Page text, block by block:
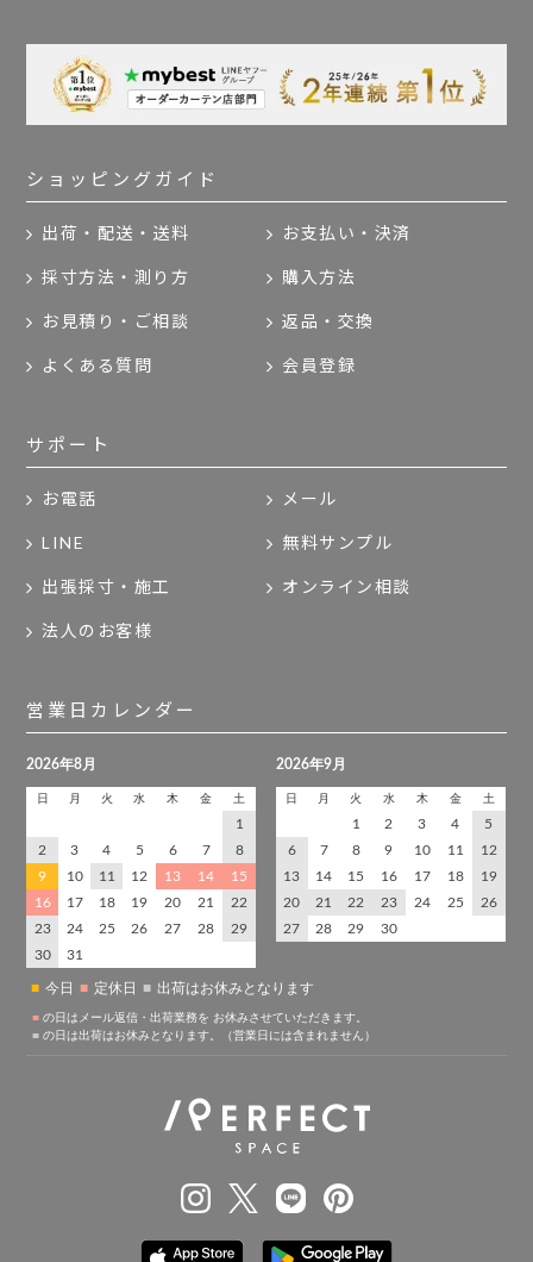
ショッピングガイド
出荷・配送・送料 お支払い・決済
採寸方法・測り方 購入方法
お見積り・ご相談 返品・交換
よくある質問 会員登録
サポート
お電話 メール
LINE 無料サンプル
出張採寸・施工 オンライン相談
法人のお客様
営業日カレンダー